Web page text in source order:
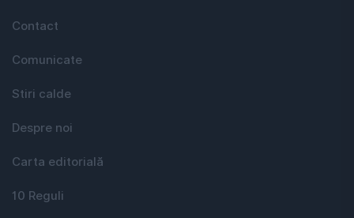
Contact
Comunicate
Stiri calde
Despre noi
Carta editorială
10 Reguli